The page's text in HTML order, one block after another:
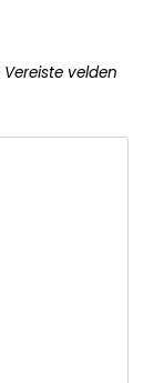
Vereiste velden